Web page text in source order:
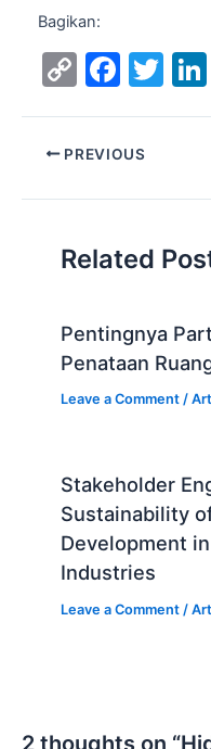
Bagikan:
C
p
y
Li
n
k
F
c
e
b
o
T
PREVIOUS
Related
Pentingnya
Penataan
Leave a Comment /
Stakeholder
Sustainability
Development
Industries
Leave a Comment /
2 thoughts on